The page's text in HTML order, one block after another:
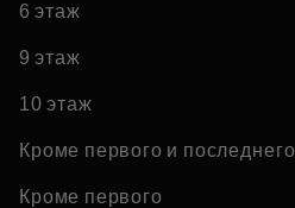
6 этаж
9 этаж
10 этаж
Кроме первого и последнего
Кроме первого